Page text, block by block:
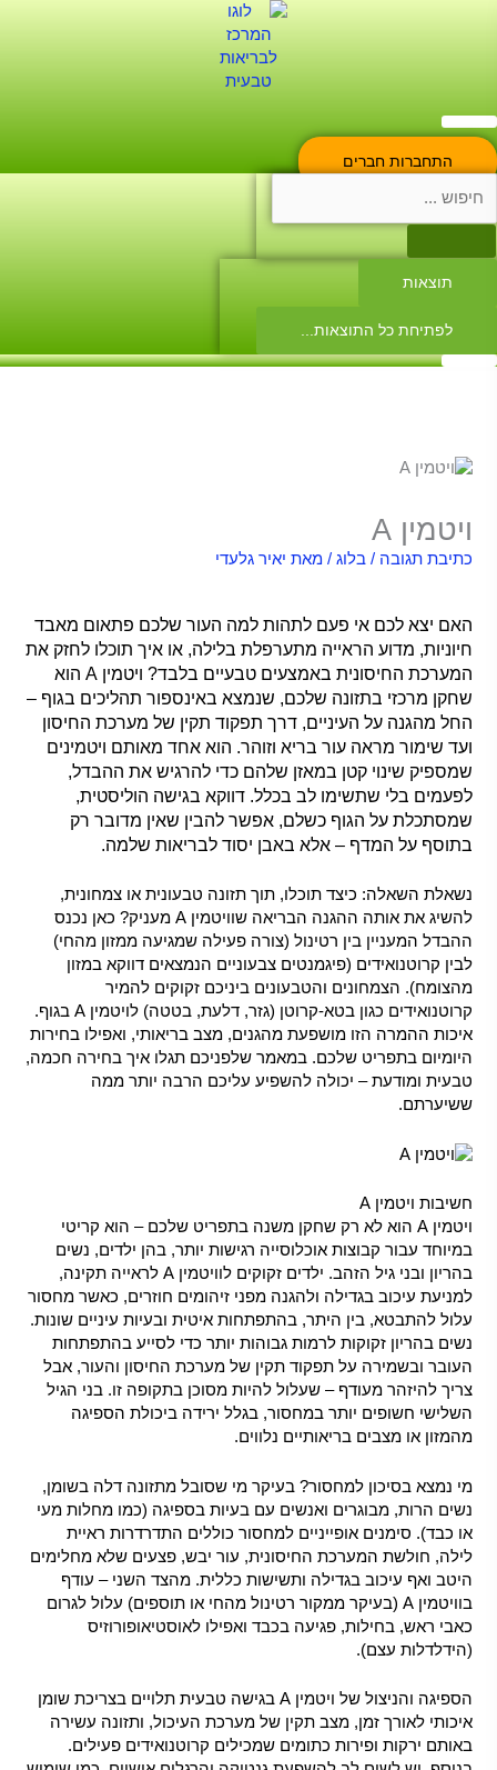
התחברות חברים
תוצאות
לפתיחת כל התוצאות...
ויטמין A
כתיבת תגובה /בלוג / מאת יאיר גלעדי
האם יצא לכם אי פעם לתהות למה העור שלכם פתאום מאבד
חיוניות, מדוע הראייה מתערפלת בלילה, או איך תוכלו לחזק את
המערכת החיסונית באמצעים טבעיים בלבד? ויטמין A הוא
שחקן מרכזי בתזונה שלכם, שנמצא באינספור תהליכים בגוף –
החל מהגנה על העיניים, דרך תפקוד תקין של מערכת החיסון
ועד שימור מראה עור בריא וזוהר. הוא אחד מאותם ויטמינים
שמספיק שינוי קטן במאזן שלהם כדי להרגיש את ההבדל,
לפעמים בלי שתשימו לב בכלל. דווקא בגישה הוליסטית,
שמסתכלת על הגוף כשלם, אפשר להבין שאין מדובר רק
בתוסף על המדף – אלא באבן יסוד לבריאות שלמה.
נשאלת השאלה: כיצד תוכלו, תוך תזונה טבעונית או צמחונית,
להשיג את אותה ההגנה הבריאה שוויטמין A מעניק? כאן נכנס
ההבדל המעניין בין רטינול (צורה פעילה שמגיעה ממזון מהחי)
לבין קרוטנואידים (פיגמנטים צבעוניים הנמצאים דווקא במזון
מהצומח). הצמחונים והטבעונים ביניכם זקוקים להמיר
קרוטנואידים כגון בטא-קרוטן (גזר, דלעת, בטטה) לויטמין A בגוף.
איכות ההמרה הזו מושפעת מהגנים, מצב בריאותי, ואפילו בחירות
היומיום בתפריט שלכם. במאמר שלפניכם תגלו איך בחירה חכמה,
טבעית ומודעת – יכולה להשפיע עליכם הרבה יותר ממה
ששיערתם.
חשיבות ויטמין A
ויטמין A הוא לא רק שחקן משנה בתפריט שלכם – הוא קריטי
במיוחד עבור קבוצות אוכלוסייה רגישות יותר, בהן ילדים, נשים
בהריון ובני גיל הזהב. ילדים זקוקים לוויטמין A לראייה תקינה,
למניעת עיכוב בגדילה ולהגנה מפני זיהומים חוזרים, כאשר מחסור
עלול להתבטא, בין היתר, בהתפתחות איטית ובעיות עיניים שונות.
נשים בהריון זקוקות לרמות גבוהות יותר כדי לסייע בהתפתחות
העובר ובשמירה על תפקוד תקין של מערכת החיסון והעור, אבל
צריך להיזהר מעודף – שעלול להיות מסוכן בתקופה זו. בני הגיל
השלישי חשופים יותר במחסור, בגלל ירידה ביכולת הספיגה
מהמזון או מצבים בריאותיים נלווים.
מי נמצא בסיכון למחסור? בעיקר מי שסובל מתזונה דלה בשומן,
נשים הרות, מבוגרים ואנשים עם בעיות בספיגה (כמו מחלות מעי
או כבד). סימנים אופייניים למחסור כוללים התדרדרות ראיית
לילה, חולשת המערכת החיסונית, עור יבש, פצעים שלא מחלימים
היטב ואף עיכוב בגדילה ותשישות כללית. מהצד השני – עודף
בוויטמין A (בעיקר ממקור רטינול מהחי או תוספים) עלול לגרום
כאבי ראש, בחילות, פגיעה בכבד ואפילו לאוסטיאופורוזיס
(הידלדלות עצם).
הספיגה והניצול של ויטמין A בגישה טבעית תלויים בצריכת שומן
איכותי לאורך זמן, מצב תקין של מערכת העיכול, ותזונה עשירה
באותם ירקות ופירות כתומים שמכילים קרוטנואידים פעילים.